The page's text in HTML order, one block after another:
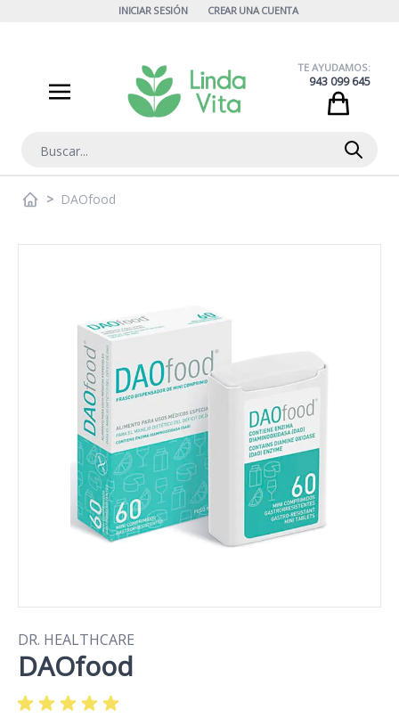
INICIAR SESIÓN CREAR UNA CUENTA
Buscar
TE AYUDAMOS:
943 099 645
> DAOfood
DR. HEALTHCARE
DAOfood